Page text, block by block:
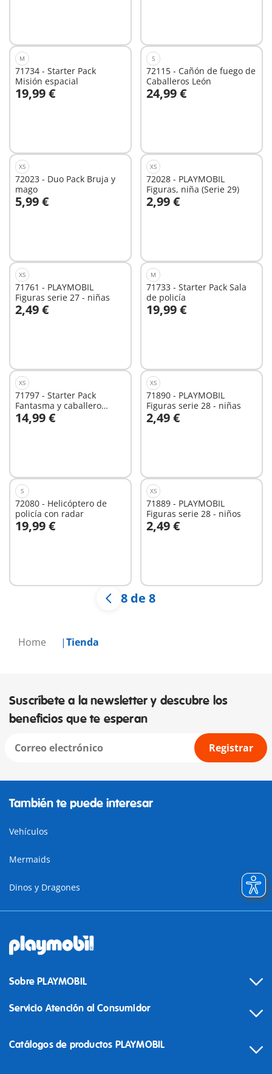
Home Tienda
M
71734 - Starter Pack
Misión espacial
19,99 €
A la cesta
S
72115 - Cañón de fuego de
Caballeros León
24,99 €
XS
72023 - Duo Pack Bruja y
mago
5,99 €
XS
72028 - PLAYMOBIL
Figuras, niña (Serie 29)
2,99 €
XS
71761 - PLAYMOBIL
Figuras serie 27 - niñas
2,49 €
M
71733 - Starter Pack Sala
de policía
19,99 €
XS
71797 - Starter Pack
Fantasma y caballero
Novelmore
14,99 €
XS
71890 - PLAYMOBIL
Figuras serie 28 - niñas
2,49 €
S
72080 - Helicóptero de
policía con radar
19,99 €
XS
71889 - PLAYMOBIL
Figuras serie 28 - niños
2,49 €
8 de 8
Suscríbete a la newsletter y descubre los
beneficios que te esperan
Registrar
También te puede interesar
Vehículos
Mermaids
Dinos y Dragones
Sobre PLAYMOBIL
Servicio Atención al Consumidor
Catálogos de productos PLAYMOBIL